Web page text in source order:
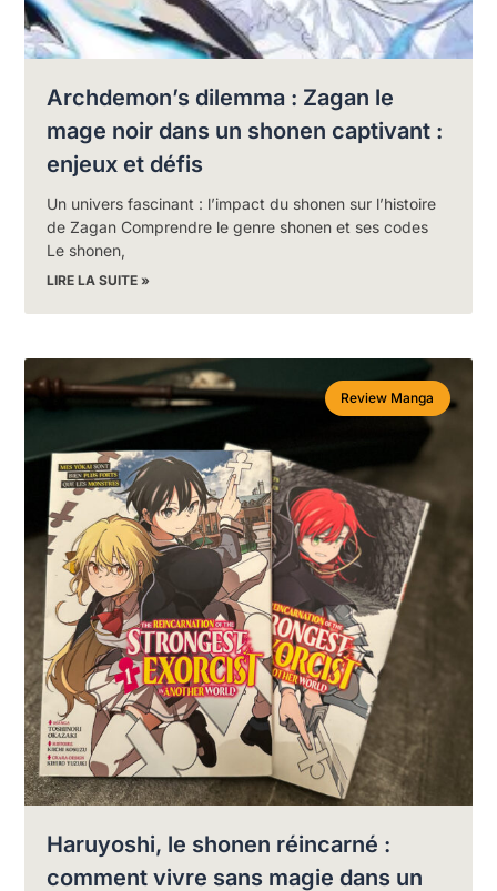
Archdemon’s dilemma : Zagan le
mage noir dans un shonen captivant :
enjeux et défis
Un univers fascinant : l’impact du shonen sur l’histoire
de Zagan Comprendre le genre shonen et ses codes
Le shonen,
LIRE LA SUITE »
Review Manga
Haruyoshi, le shonen réincarné :
comment vivre sans magie dans un